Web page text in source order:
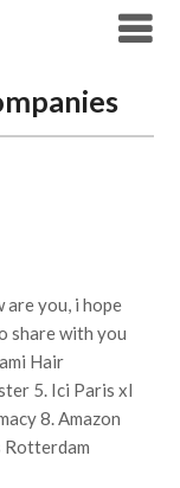
are you, i hope
share with you
Hair
5. Ici Paris xl
8. Amazon
Rotterdam